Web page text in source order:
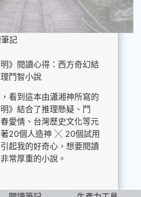
記
》閱讀心得：西方奇幻結
鬥智小說
看到這本由瀟湘神所寫的
》結合了推理懸疑、鬥
愛情、台灣歷史文化等元
20個人造神 ╳ 20個試用
起我的好奇心，想要閱讀
常厚重的小說。